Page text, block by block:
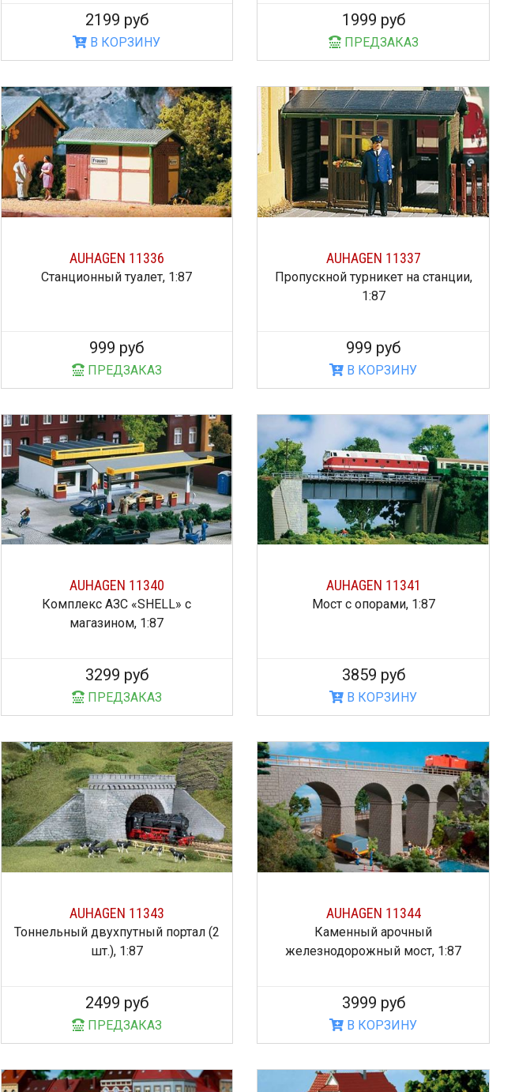
2199 руб
В КОРЗИНУ
1999 руб
ПРЕДЗАКАЗ
AUHAGEN 11336
Станционный туалет, 1:87
999 руб
ПРЕДЗАКАЗ
AUHAGEN 11337
Пропускной турникет на станции,
1:87
999 руб
В КОРЗИНУ
AUHAGEN 11340
Комплекс АЗС «SHELL» с
магазином, 1:87
3299 руб
ПРЕДЗАКАЗ
AUHAGEN 11341
Мост с опорами, 1:87
3859 руб
В КОРЗИНУ
AUHAGEN 11343
Тоннельный двухпутный портал (2
шт.), 1:87
2499 руб
ПРЕДЗАКАЗ
AUHAGEN 11344
Каменный арочный
железнодорожный мост, 1:87
3999 руб
В КОРЗИНУ